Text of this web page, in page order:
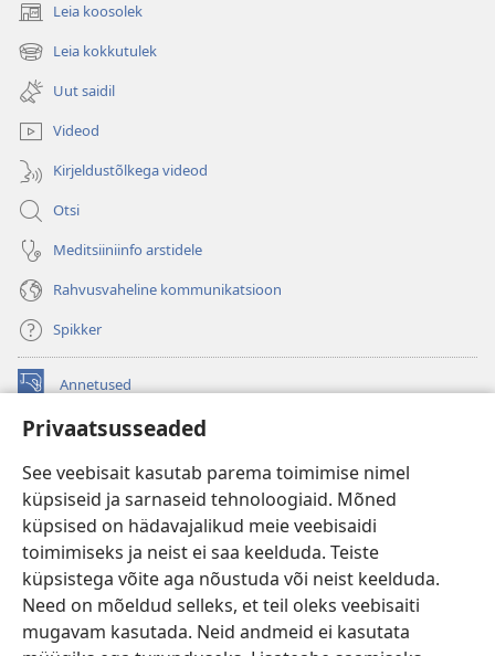
Privaatsusseaded
See veebisait kasutab parema toimimise nimel
küpsiseid ja sarnaseid tehnoloogiaid. Mõned
küpsised on hädavajalikud meie veebisaidi
toimimiseks ja neist ei saa keelduda. Teiste
küpsistega võite aga nõustuda või neist keelduda.
Need on mõeldud selleks, et teil oleks veebisaiti
mugavam kasutada. Neid andmeid ei kasutata
Leia koosolek
(avab
uue
akna)
Leia kokkutulek
(avab
uue
akna)
Uut saidil
Videod
Kirjeldustõlkega videod
Otsi
Meditsiiniinfo arstidele
Rahvusvaheline kommunikatsioon
Spikker
Annetused
(avab
akna)
uue
akna) JW Hub
(avab
uue
akna) JW Library
Watchtower Library